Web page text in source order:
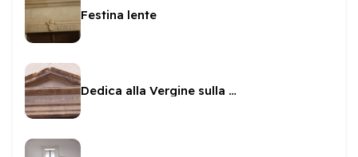
Festina lente
Dedica alla Vergine sulla Manna d'Oro